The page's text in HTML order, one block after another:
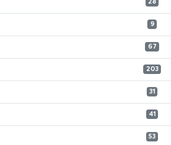
28
9
67
203
31
41
53